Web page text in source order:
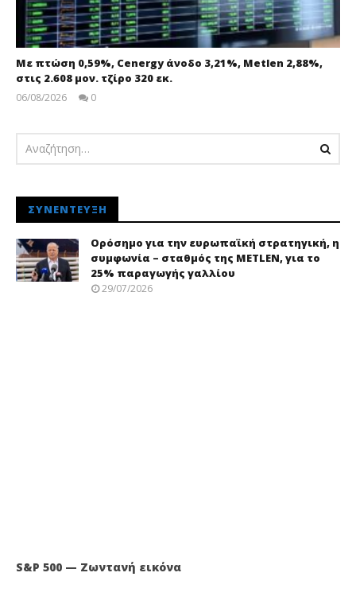
Με πτώση 0,59%, Cenergy άνοδο 3,21%, Metlen 2,88%,
στις 2.608 μον. τζίρο 320 εκ.
06/08/2026
0
ΣΥΝΈΝΤΕΥΞΗ
Ορόσημο για την ευρωπαϊκή στρατηγική, η
συμφωνία – σταθμός της METLEN, για το
25% παραγωγής γαλλίου
29/07/2026
S&P 500 — Ζωντανή εικόνα